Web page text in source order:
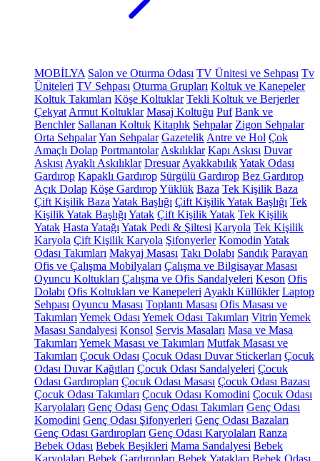
MOBİLYA Salon ve Oturma Odası TV Ünitesi ve Sehpası Tv
Üniteleri TV Sehpası Oturma Grupları Koltuk ve Kanepeler
Koltuk Takımları Köşe Koltuklar Tekli Koltuk ve Berjerler
Çekyat Armut Koltuklar Masaj Koltuğu Puf Bank ve
Benchler Sallanan Koltuk Kitaplık Sehpalar Zigon Sehpalar
Orta SehpalarYan Sehpalar Gazetelik Antre ve Hol Çok
Amaçlı Dolap Portmantolar Askılıklar Kapı Askısı Duvar
Askısı Ayaklı Askılıklar Dresuar AyakkabılıkYatak Odası
Gardırop Kapaklı Gardırop Sürgülü Gardırop Bez Gardırop
Açık Dolap Köşe GardıropYüklük Baza Tek Kişilik Baza
Çift Kişilik Baza Yatak Başlığı Çift Kişilik Yatak Başlığı Tek
Kişilik Yatak Başlığı Yatak Çift Kişilik Yatak Tek Kişilik
Yatak Hasta Yatağı Yatak Pedi & Şiltesi Karyola Tek Kişilik
Karyola Çift Kişilik Karyola Şifonyerler Komodin Yatak
Odası Takımları Makyaj Masası Takı Dolabı Sandık Paravan
Ofis ve Çalışma Mobilyaları Çalışma ve Bilgisayar Masası
Oyuncu Koltukları Çalışma ve Ofis Sandalyeleri Keson Ofis
Dolabı Ofis Koltukları ve Kanepeleri Ayaklı Küllükler Laptop
Sehpası Oyuncu Masası Toplantı Masası Ofis Masası ve
Takımları Yemek Odası Yemek Odası Takımları Vitrin Yemek
Masası Sandalyesi Konsol Servis Masaları Masa ve Masa
Takımları Yemek Masası ve Takımları Mutfak Masası ve
Takımları Çocuk Odası Çocuk Odası Duvar Stickerları Çocuk
Odası Duvar Kağıtları Çocuk Odası Sandalyeleri Çocuk
Odası Gardıropları Çocuk Odası Masası Çocuk Odası Bazası
Çocuk Odası Takımları Çocuk Odası Komodini Çocuk Odası
Karyolaları Genç Odası Genç Odası Takımları Genç Odası
Komodini Genç Odası Şifonyerleri Genç Odası Bazaları
Genç Odası Gardıropları Genç Odası Karyolaları Ranza
Bebek Odası Bebek Beşikleri Mama Sandalyesi Bebek
Karyolaları Bebek Gardıropları Bebek Yatakları Bebek Odası